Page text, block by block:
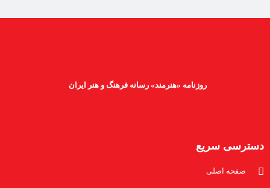
روزنامه «هنرمند» رسانه فرهنگ و هنر ایران
دسترسی سریع
صفحه اصلی